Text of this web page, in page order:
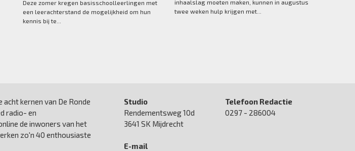
Deze zomer kregen basisschoolleerlingen met
een leerachterstand de mogelijkheid om hun
kennis bij te...
inhaalslag moeten maken, kunnen in augustus
twee weken hulp krijgen met...
acht kernen van De Ronde
radio- en
de inwoners van het
zo'n 40 enthousiaste
Studio
Rendementsweg 10d
3641 SK Mijdrecht
E-mail
Telefoon Redactie
0297 - 286004